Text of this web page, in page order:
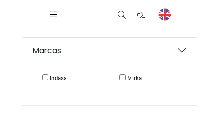
Marcas
Indasa Mirka